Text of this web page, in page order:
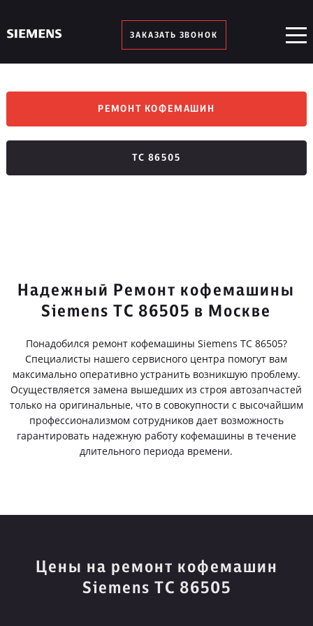
ЗАКАЗАТЬ ЗВОНОК
РЕМОНТ КОФЕМАШИН
TC 86505
Надежный Ремонт кофемашины
Siemens TC 86505 в Москве
Понадобился ремонт кофемашины Siemens TC 86505?
Специалисты нашего сервисного центра помогут вам
максимально оперативно устранить возникшую проблему.
Осуществляется замена вышедших из строя автозапчастей
только на оригинальные, что в совокупности с высочайшим
профессионализмом сотрудников дает возможность
гарантировать надежную работу кофемашины в течение
длительного периода времени.
Цены на ремонт кофемашин
Siemens TC 86505